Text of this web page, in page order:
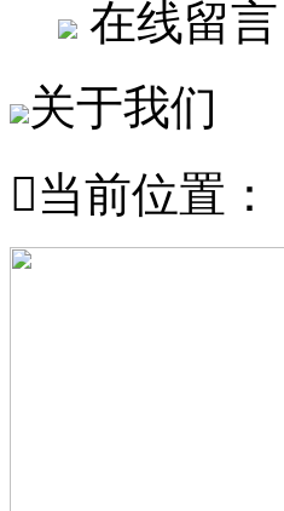
在线留言
关于我们
当前位置：